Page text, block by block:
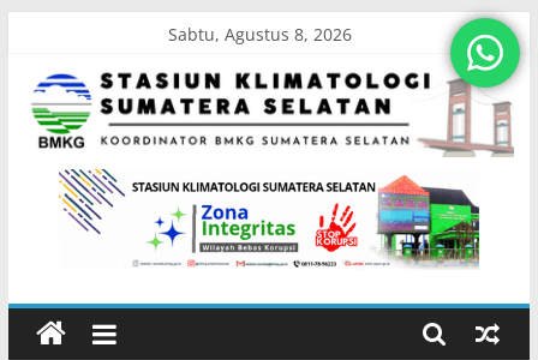
content
Sabtu, Agustus 8, 2026
Stasiun
Klimatologi
Sumatera